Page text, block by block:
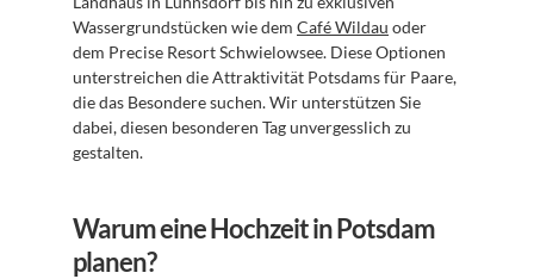
Wassergrundstücken wie dem Café Wildau oder
dem Precise Resort Schwielowsee. Diese Optionen
unterstreichen die Attraktivität Potsdams für Paare,
die das Besondere suchen. Wir unterstützen Sie
dabei, diesen besonderen Tag unvergesslich zu
gestalten.
Warum eine Hochzeit in Potsdam
planen?